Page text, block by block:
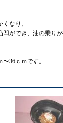
なり、
ができ、油の乗り
36ｃｍです。